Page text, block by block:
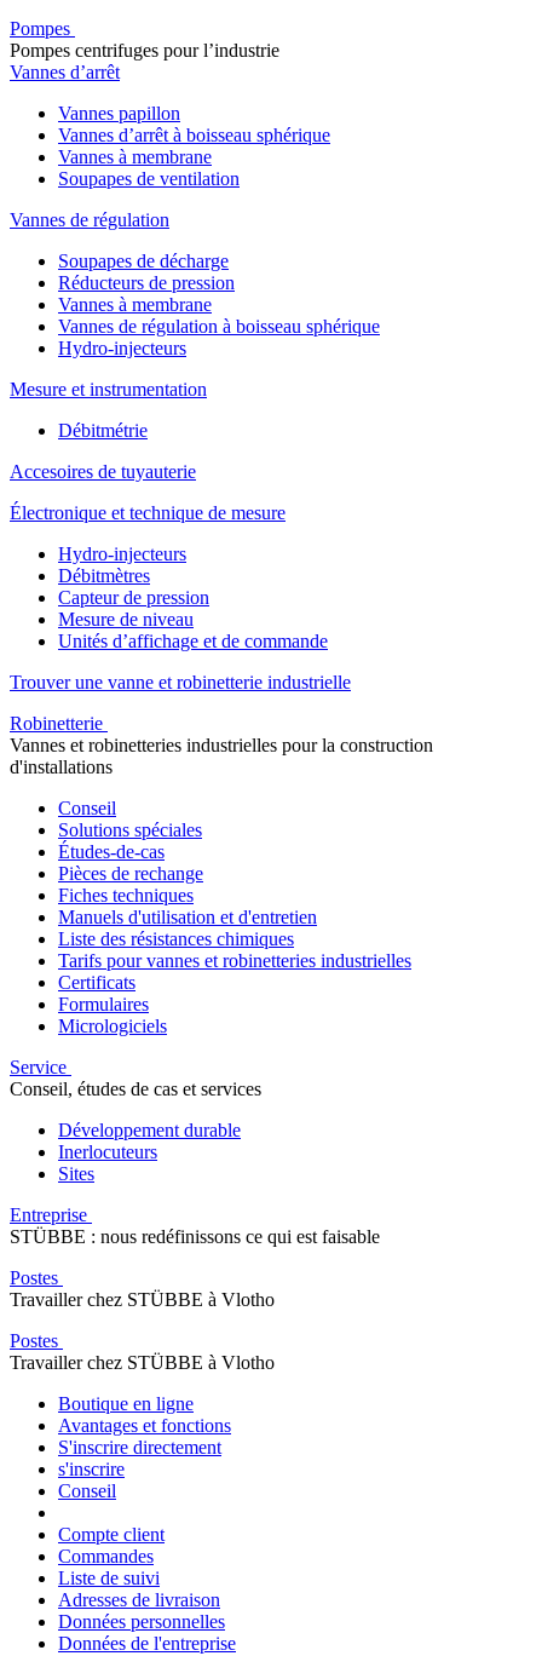
Pompes
Pompes centrifuges pour l’industrie
Vannes d’arrêt
Vannes papillon
Vannes d’arrêt à boisseau sphérique
Vannes à membrane
Soupapes de ventilation
Vannes de régulation
Soupapes de décharge
Réducteurs de pression
Vannes à membrane
Vannes de régulation à boisseau sphérique
Hydro-injecteurs
Mesure et instrumentation
Débitmétrie
Accesoires de tuyauterie
Électronique et technique de mesure
Hydro-injecteurs
Débitmètres
Capteur de pression
Mesure de niveau
Unités d’affichage et de commande
Trouver une vanne et robinetterie industrielle
Robinetterie
Vannes et robinetteries industrielles pour la construction
d'installations
Conseil
Solutions spéciales
Études-de-cas
Pièces de rechange
Fiches techniques
Manuels d'utilisation et d'entretien
Liste des résistances chimiques
Tarifs pour vannes et robinetteries industrielles
Certificats
Formulaires
Micrologiciels
Service
Conseil, études de cas et services
Développement durable
Inerlocuteurs
Sites
Entreprise
STÜBBE : nous redéfinissons ce qui est faisable
Postes
Travailler chez STÜBBE à Vlotho
Postes
Travailler chez STÜBBE à Vlotho
Boutique en ligne
Avantages et fonctions
S'inscrire directement
s'inscrire
Conseil
Compte client
Commandes
Liste de suivi
Adresses de livraison
Données personnelles
Données de l'entreprise